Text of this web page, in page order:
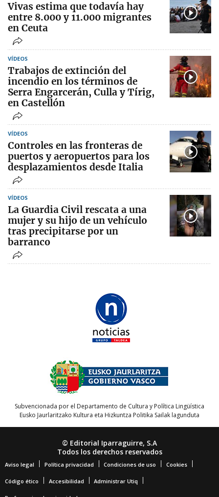
Vivas estima que todavía hay
entre 8.000 y 11.000 migrantes
en Ceuta
VÍDEOS
Trabajos de extinción del
incendio en los términos de
Serra Engarcerán, Culla y Tírig,
en Castellón
VÍDEOS
Controles en las fronteras de
puertos y aeropuertos para los
desplazamientos desde Italia
VÍDEOS
La Guardia Civil rescata a una
mujer y su hijo de un vehículo
tras precipitarse por un
barranco
Subvencionada por el Departamento de Cultura y Política Lingüística
Eusko Jaurlaritzako Kultura eta Hizkuntza Politika Sailak lagunduta
© Editorial Iparraguirre, S.A
Todos los derechos reservados
Aviso legal Política privacidad Condiciones de uso Cookies
Código ético Accesibilidad Administrar Utiq